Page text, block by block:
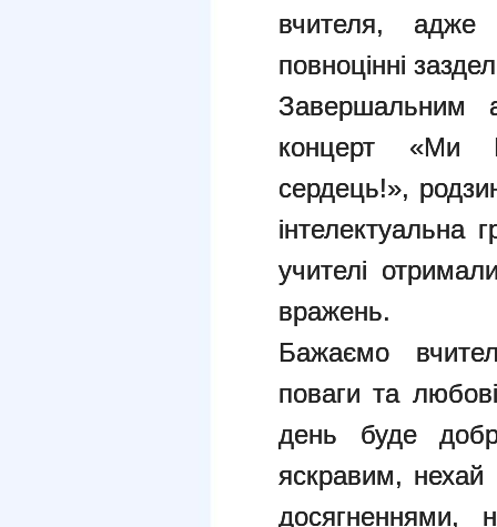
вчителя, адже
повноцінні
Завершальним
концерт «Ми
сердець!»,
інтелектуальна
учителі
вражень.
Бажаємо
поваги та
день буде
яскравим,
досягненнями,